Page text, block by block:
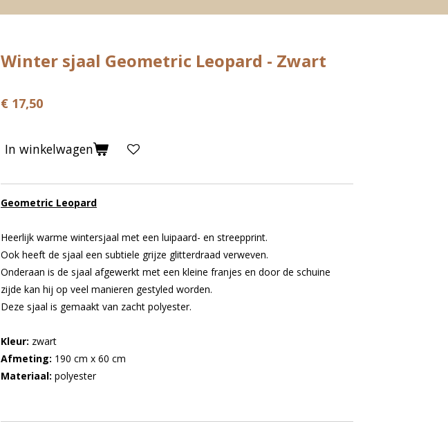
Winter sjaal Geometric Leopard - Zwart
€ 17,50
In winkelwagen
Geometric Leopard
Heerlijk warme wintersjaal met een luipaard- en streepprint.
Ook heeft de sjaal een subtiele grijze glitterdraad verweven.
Onderaan is de sjaal afgewerkt met een kleine franjes en door de schuine
zijde kan hij op veel manieren gestyled worden.
Deze sjaal is gemaakt van zacht polyester.
Kleur: zwart
Afmeting: 190 cm x 60 cm
Materiaal: polyester